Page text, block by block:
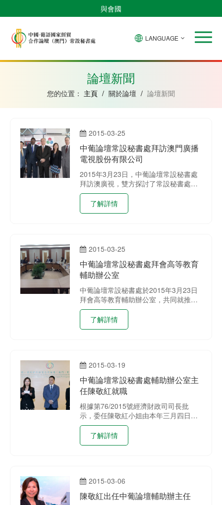
與會國
安
比
紹
內
亞
LANGUAGE
論壇新聞
您的位置： 主頁 / 關於論壇 / 論壇新聞
2015-03-25
中葡論壇常設秘書處拜訪澳門廣播
電視股份有限公司
2015年3月23日，中葡論壇常設秘書處
拜訪澳廣視，雙方探討了常設秘書處與
澳廣視之間的合作，特別是澳廣視與葡
語國家電視台和新聞社的合作。
了解詳情
2015-03-25
中葡論壇常設秘書處拜會高等教育
輔助辦公室
中葡論壇常設秘書處於2015年3月23日
拜會高等教育輔助辦公室，共同就推動
澳門作為中葡平台，利用澳門作為培養
中葡雙語人才的基地及各項活動進行交
流。
了解詳情
2015-03-19
中葡論壇常設秘書處輔助辦公室主
任陳敬紅就職
根據第76/2015號經濟財政司司長批
示，委任陳敬紅小姐由本年三月四日起
擔任中國與葡語國家經貿合作論壇常設
秘書處輔助辦公室主任之職位。其就職
儀式於三月十八日由經濟財政司司長梁
了解詳情
2015-03-06
陳敬紅出任中葡論壇輔助辦主任